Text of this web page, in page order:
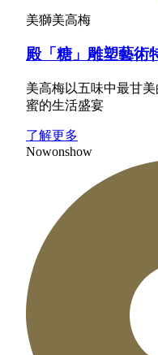
美獅美高梅
殿「糖」雕塑藝術
美高梅以五味中最甘
蜜的生活盛宴
了解更多
Nowonshow